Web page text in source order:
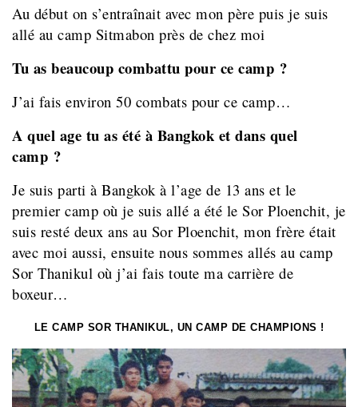
Au début on s’entraînait avec mon père puis je suis
allé au camp Sitmabon près de chez moi
Tu as beaucoup combattu pour ce camp ?
J’ai fais environ 50 combats pour ce camp…
A quel age tu as été à Bangkok et dans quel
camp ?
Je suis parti à Bangkok à l’age de 13 ans et le
premier camp où je suis allé a été le Sor Ploenchit, je
suis resté deux ans au Sor Ploenchit, mon frère était
avec moi aussi, ensuite nous sommes allés au camp
Sor Thanikul où j’ai fais toute ma carrière de
boxeur…
LE CAMP SOR THANIKUL, UN CAMP DE CHAMPIONS !